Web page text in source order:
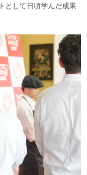
として日頃学んだ成果